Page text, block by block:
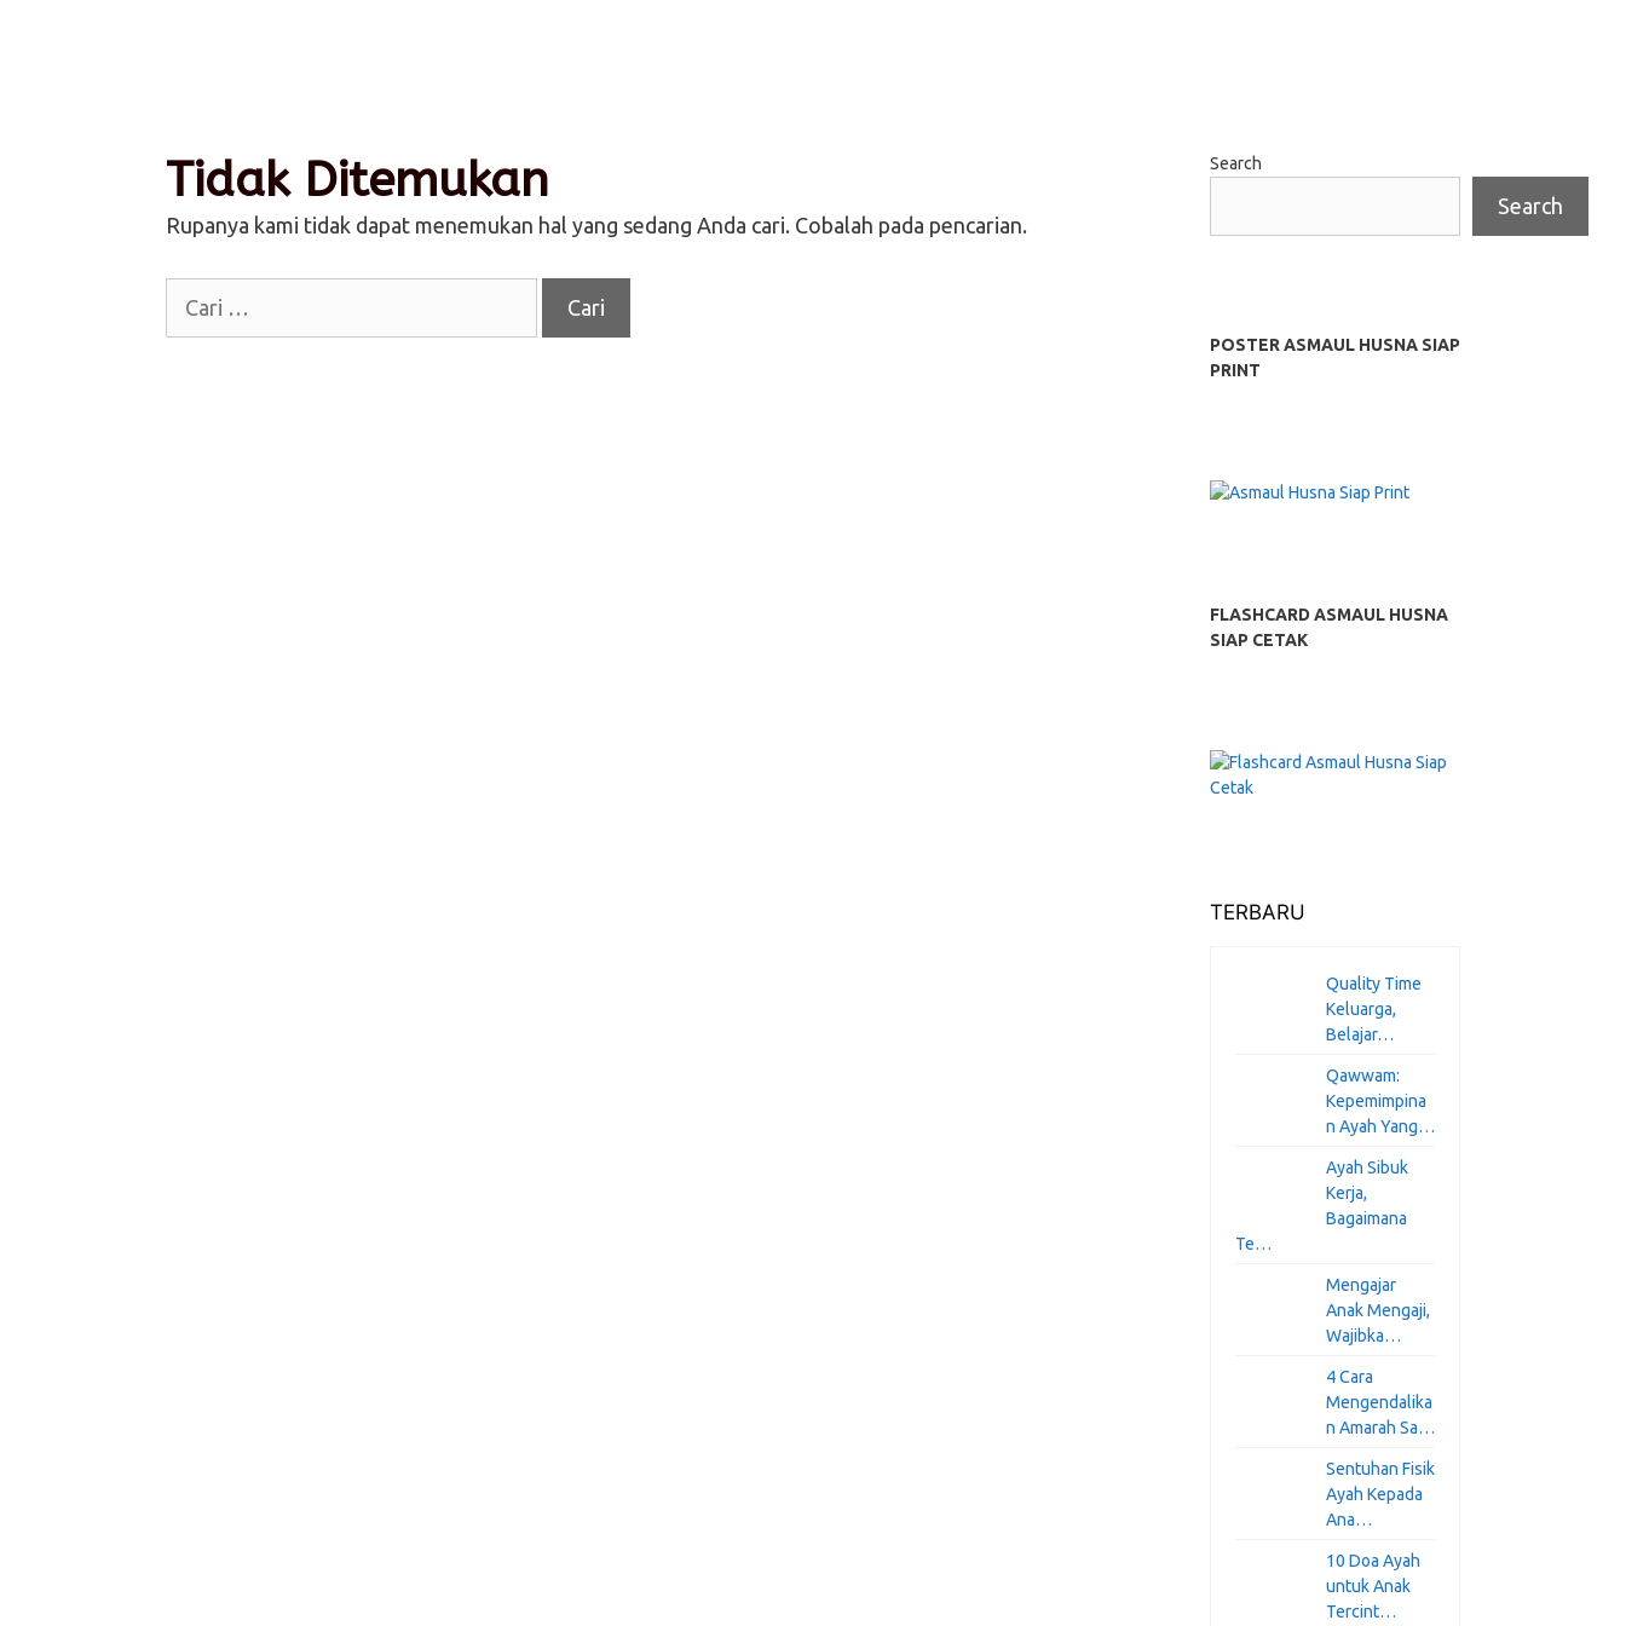
Tidak Ditemukan
Rupanya kami tidak dapat menemukan hal yang sedang Anda cari. Cobalah pada pencarian.
Search
Search
POSTER ASMAUL HUSNA SIAP
PRINT
FLASHCARD ASMAUL HUSNA
SIAP CETAK
TERBARU
Quality Time
Keluarga,
Belajar…
Qawwam:
Kepemimpina
n Ayah Yang…
Ayah Sibuk
Kerja,
Bagaimana
Te…
Mengajar
Anak Mengaji,
Wajibka…
4 Cara
Mengendalika
n Amarah Sa…
Sentuhan Fisik
Ayah Kepada
Ana…
10 Doa Ayah
untuk Anak
Tercint…